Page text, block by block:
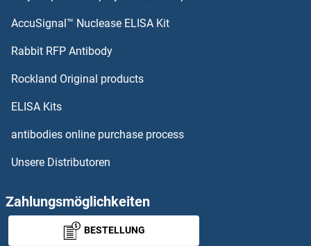
Phospholipase C beta 2 Antikörper
Phospholipase C delta 3 Antikörper
Phospholipase C gamma 1 Antikörper
Phospholipase C gamma 2 Antikörper
Phospholipase D Antikörper
Phospholipase D2 Antikörper
AccuSignal™ Nuclease ELISA Kit
Rabbit RFP Antibody
Rockland Original products
ELISA Kits
antibodies online purchase process
Unsere Distributoren
Zahlungsmöglichkeiten
BESTELLUNG